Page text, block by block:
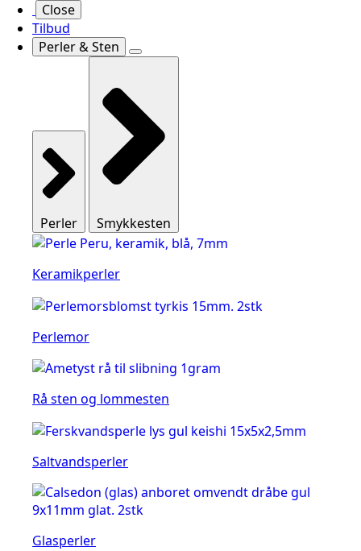
Close
Tilbud
Perler & Sten
Perler Smykkesten
Keramikperler
Perlemor
Rå sten og lommesten
Saltvandsperler
Glasperler